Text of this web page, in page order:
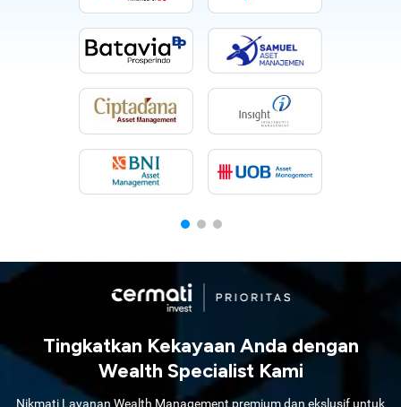
Tingkatkan Kekayaan Anda dengan
Wealth Specialist Kami
Nikmati Layanan Wealth Management premium dan ekslusif untuk